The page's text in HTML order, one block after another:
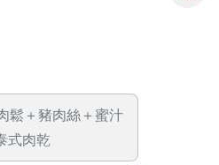
鬆＋豬肉絲＋蜜汁
式肉乾